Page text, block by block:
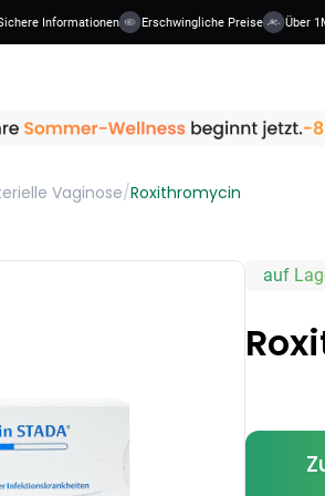
Informationen Erschwingliche Preise Über 1M
Vaginose/Roxithromycin
auf